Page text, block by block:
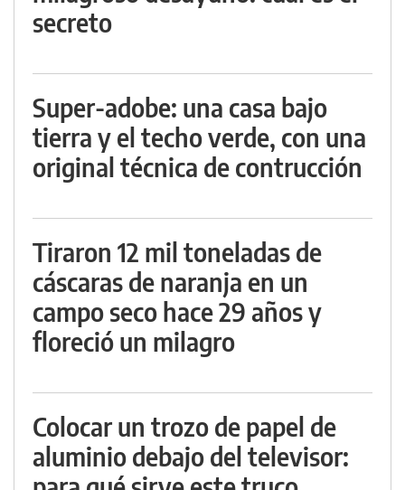
secreto
Super-adobe: una casa bajo
tierra y el techo verde, con una
original técnica de contrucción
Tiraron 12 mil toneladas de
cáscaras de naranja en un
campo seco hace 29 años y
floreció un milagro
Colocar un trozo de papel de
aluminio debajo del televisor: